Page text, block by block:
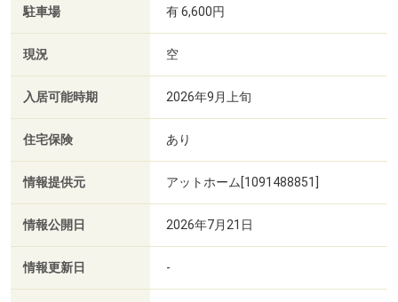
駐車場 有 6,600円
現況 空
入居可能時期 2026年9月上旬
住宅保険 あり
情報提供元 アットホーム[1091488851]
情報公開日 2026年7月21日
情報更新日 -